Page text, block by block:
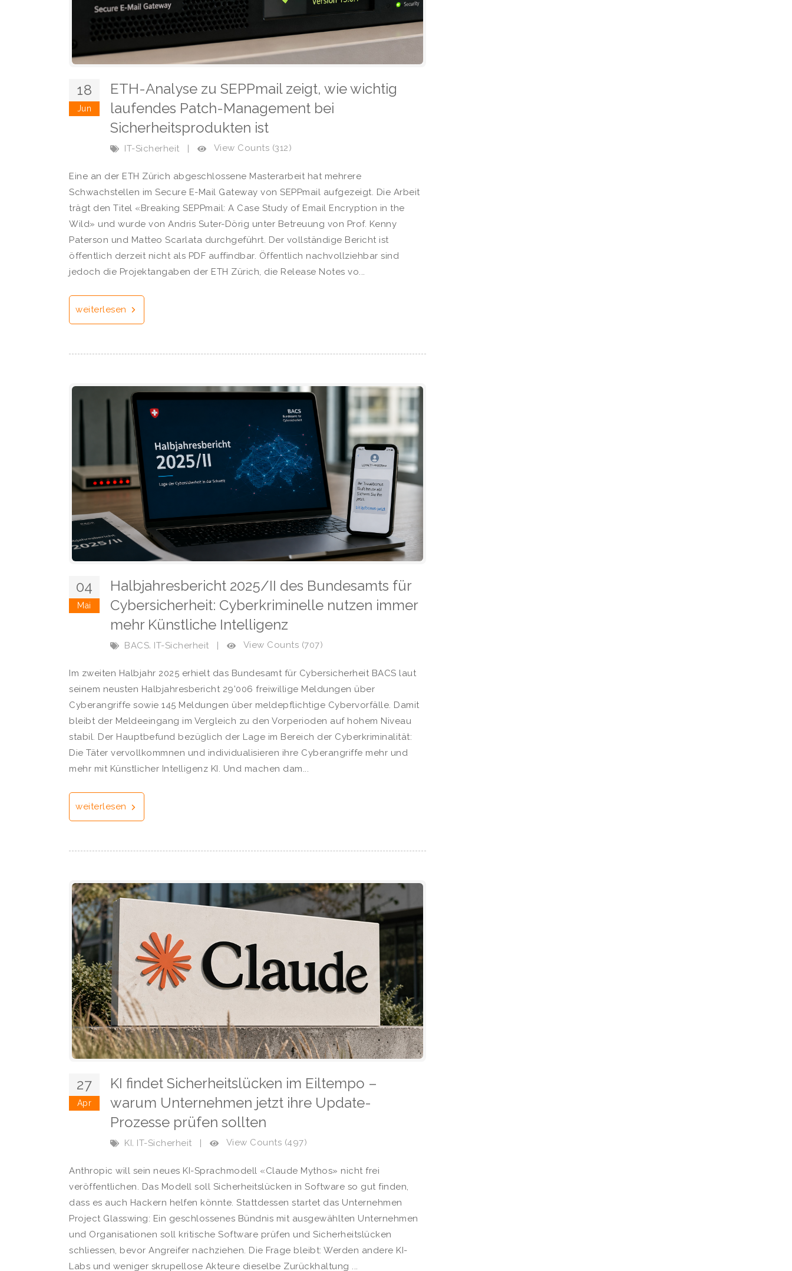
18
Jun
ETH-Analyse zu SEPPmail zeigt, wie wichtig
laufendes Patch-Management bei
Sicherheitsprodukten ist
IT-Sicherheit | View Counts (312)
Eine an der ETH Zürich abgeschlossene Masterarbeit hat mehrere
Schwachstellen im Secure E-Mail Gateway von SEPPmail aufgezeigt. Die Arbeit
trägt den Titel «Breaking SEPPmail: A Case Study of Email Encryption in the
Wild» und wurde von Andris Suter-Dörig unter Betreuung von Prof. Kenny
Paterson und Matteo Scarlata durchgeführt. Der vollständige Bericht ist
öffentlich derzeit nicht als PDF auffindbar. Öffentlich nachvollziehbar sind
jedoch die Projektangaben der ETH Zürich, die Release Notes vo...
weiterlesen
04
Mai
Halbjahresbericht 2025/II des Bundesamts für
Cybersicherheit: Cyberkriminelle nutzen immer
mehr Künstliche Intelligenz
BACS, IT-Sicherheit | View Counts (707)
Im zweiten Halbjahr 2025 erhielt das Bundesamt für Cybersicherheit BACS laut
seinem neusten Halbjahresbericht 29'006 freiwillige Meldungen über
Cyberangriffe sowie 145 Meldungen über meldepflichtige Cybervorfälle. Damit
bleibt der Meldeeingang im Vergleich zu den Vorperioden auf hohem Niveau
stabil. Der Hauptbefund bezüglich der Lage im Bereich der Cyberkriminalität:
Die Täter vervollkommnen und individualisieren ihre Cyberangriffe mehr und
mehr mit Künstlicher Intelligenz KI. Und machen dam...
weiterlesen
27
Apr
KI findet Sicherheitslücken im Eiltempo –
warum Unternehmen jetzt ihre Update-
Prozesse prüfen sollten
KI, IT-Sicherheit | View Counts (497)
Anthropic will sein neues KI-Sprachmodell «Claude Mythos» nicht frei
veröffentlichen. Das Modell soll Sicherheitslücken in Software so gut finden,
dass es auch Hackern helfen könnte. Stattdessen startet das Unternehmen
Project Glasswing: Ein geschlossenes Bündnis mit ausgewählten Unternehmen
und Organisationen soll kritische Software prüfen und Sicherheitslücken
schliessen, bevor Angreifer nachziehen. Die Frage bleibt: Werden andere KI-
Labs und weniger skrupellose Akteure dieselbe Zurückhaltung ...